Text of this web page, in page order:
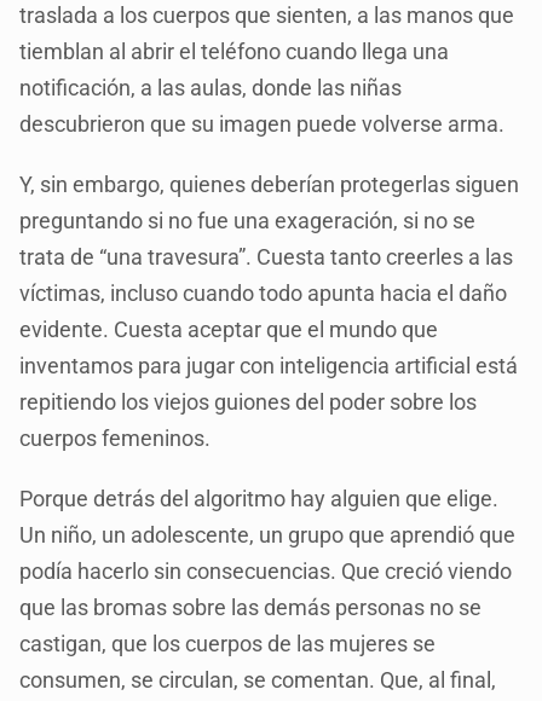
traslada a los cuerpos que sienten, a las manos que
tiemblan al abrir el teléfono cuando llega una
notificación, a las aulas, donde las niñas
descubrieron que su imagen puede volverse arma.
Y, sin embargo, quienes deberían protegerlas siguen
preguntando si no fue una exageración, si no se
trata de “una travesura”. Cuesta tanto creerles a las
víctimas, incluso cuando todo apunta hacia el daño
evidente. Cuesta aceptar que el mundo que
inventamos para jugar con inteligencia artificial está
repitiendo los viejos guiones del poder sobre los
cuerpos femeninos.
Porque detrás del algoritmo hay alguien que elige.
Un niño, un adolescente, un grupo que aprendió que
podía hacerlo sin consecuencias. Que creció viendo
que las bromas sobre las demás personas no se
castigan, que los cuerpos de las mujeres se
consumen, se circulan, se comentan. Que, al final,